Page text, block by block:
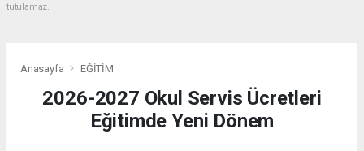
tutulamaz.
Anasayfa EĞİTİM
2026-2027 Okul Servis Ücretleri
Eğitimde Yeni Dönem